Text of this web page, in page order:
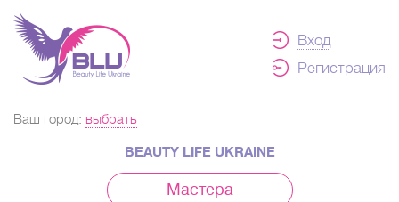
Вход
Регистрация
Ваш город: выбрать
BEAUTY LIFE UKRAINE
Мастера